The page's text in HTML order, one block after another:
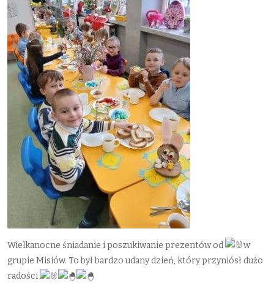
Wielkanocne śniadanie i poszukiwanie prezentów od
w
grupie Misiów. To był bardzo udany dzień, który przyniósł dużo
radości